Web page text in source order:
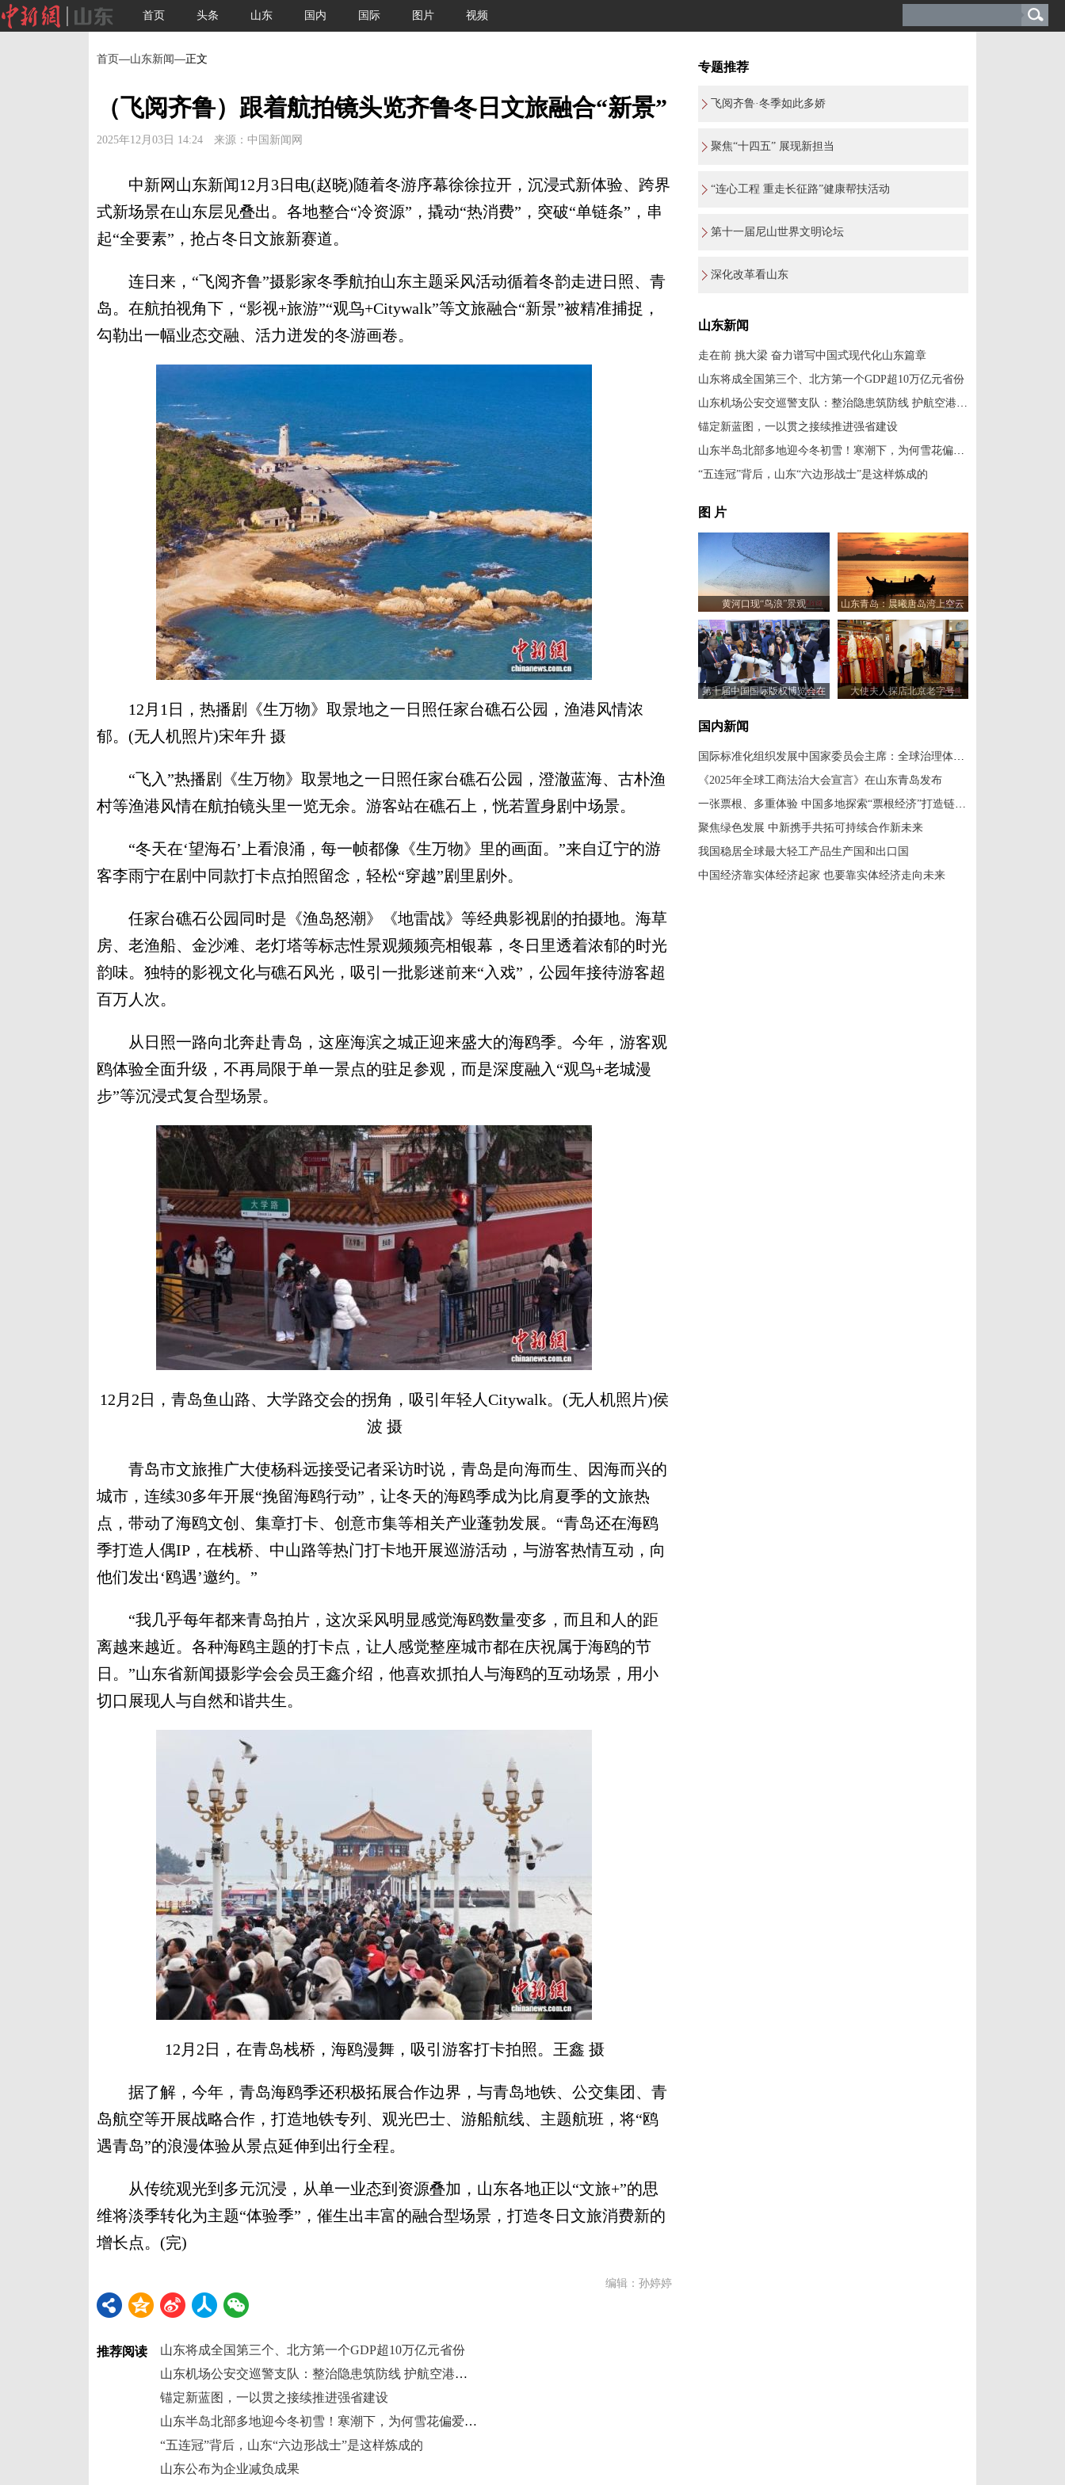
首页 头条 山东 国内 国际 图片 视频
首页—山东新闻—正文
（飞阅齐鲁）跟着航拍镜头览齐鲁冬日文旅融合“新景”
2025年12月03日 14:24 来源：中国新闻网
中新网山东新闻12月3日电(赵晓)随着冬游序幕徐徐拉开，沉浸式新体验、跨界
式新场景在山东层见叠出。各地整合“冷资源”，撬动“热消费”，突破“单链条”，串
起“全要素”，抢占冬日文旅新赛道。
连日来，“飞阅齐鲁”摄影家冬季航拍山东主题采风活动循着冬韵走进日照、青
岛。在航拍视角下，“影视+旅游”“观鸟+Citywalk”等文旅融合“新景”被精准捕捉，
勾勒出一幅业态交融、活力迸发的冬游画卷。
12月1日，热播剧《生万物》取景地之一日照任家台礁石公园，渔港风情浓
郁。(无人机照片)宋年升 摄
“飞入”热播剧《生万物》取景地之一日照任家台礁石公园，澄澈蓝海、古朴渔
村等渔港风情在航拍镜头里一览无余。游客站在礁石上，恍若置身剧中场景。
“冬天在‘望海石’上看浪涌，每一帧都像《生万物》里的画面。”来自辽宁的游
客李雨宁在剧中同款打卡点拍照留念，轻松“穿越”剧里剧外。
任家台礁石公园同时是《渔岛怒潮》《地雷战》等经典影视剧的拍摄地。海草
房、老渔船、金沙滩、老灯塔等标志性景观频频亮相银幕，冬日里透着浓郁的时光
韵味。独特的影视文化与礁石风光，吸引一批影迷前来“入戏”，公园年接待游客超
百万人次。
从日照一路向北奔赴青岛，这座海滨之城正迎来盛大的海鸥季。今年，游客观
鸥体验全面升级，不再局限于单一景点的驻足参观，而是深度融入“观鸟+老城漫
步”等沉浸式复合型场景。
12月2日，青岛鱼山路、大学路交会的拐角，吸引年轻人Citywalk。(无人机照片)侯
波 摄
青岛市文旅推广大使杨科远接受记者采访时说，青岛是向海而生、因海而兴的
城市，连续30多年开展“挽留海鸥行动”，让冬天的海鸥季成为比肩夏季的文旅热
点，带动了海鸥文创、集章打卡、创意市集等相关产业蓬勃发展。“青岛还在海鸥
季打造人偶IP，在栈桥、中山路等热门打卡地开展巡游活动，与游客热情互动，向
他们发出‘鸥遇’邀约。”
“我几乎每年都来青岛拍片，这次采风明显感觉海鸥数量变多，而且和人的距
离越来越近。各种海鸥主题的打卡点，让人感觉整座城市都在庆祝属于海鸥的节
日。”山东省新闻摄影学会会员王鑫介绍，他喜欢抓拍人与海鸥的互动场景，用小
切口展现人与自然和谐共生。
12月2日，在青岛栈桥，海鸥漫舞，吸引游客打卡拍照。王鑫 摄
据了解，今年，青岛海鸥季还积极拓展合作边界，与青岛地铁、公交集团、青
岛航空等开展战略合作，打造地铁专列、观光巴士、游船航线、主题航班，将“鸥
遇青岛”的浪漫体验从景点延伸到出行全程。
从传统观光到多元沉浸，从单一业态到资源叠加，山东各地正以“文旅+”的思
维将淡季转化为主题“体验季”，催生出丰富的融合型场景，打造冬日文旅消费新的
增长点。(完)
编辑：孙婷婷
推荐阅读
山东将成全国第三个、北方第一个GDP超10万亿元省份
山东机场公安交巡警支队：整治隐患筑防线 护航空港平安行
锚定新蓝图，一以贯之接续推进强省建设
山东半岛北部多地迎今冬初雪！寒潮下，为何雪花偏爱烟威？
“五连冠”背后，山东“六边形战士”是这样炼成的
山东公布为企业减负成果
专题推荐
飞阅齐鲁·冬季如此多娇
聚焦“十四五” 展现新担当
“连心工程 重走长征路”健康帮扶活动
第十一届尼山世界文明论坛
深化改革看山东
山东新闻
走在前 挑大梁 奋力谱写中国式现代化山东篇章
山东将成全国第三个、北方第一个GDP超10万亿元省份
山东机场公安交巡警支队：整治隐患筑防线 护航空港平安行
锚定新蓝图，一以贯之接续推进强省建设
山东半岛北部多地迎今冬初雪！寒潮下，为何雪花偏爱烟威？
“五连冠”背后，山东“六边形战士”是这样炼成的
图 片
黄河口现“鸟浪”景观
山东青岛：晨曦唐岛湾上空云
霞变幻 宛如油画
第十届中国国际版权博览会在
大使夫人探店北京老字号
国内新闻
国际标准化组织发展中国家委员会主席：全球治理体系改革应共建共享
《2025年全球工商法治大会宣言》在山东青岛发布
一张票根、多重体验 中国多地探索“票根经济”打造链式消费新场景
聚焦绿色发展 中新携手共拓可持续合作新未来
我国稳居全球最大轻工产品生产国和出口国
中国经济靠实体经济起家 也要靠实体经济走向未来